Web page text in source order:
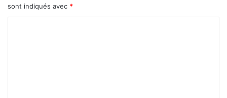
sont indiqués avec *